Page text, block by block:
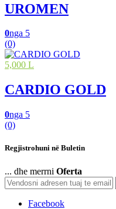
UROMEN
0nga 5
(0)
5,000 L
CARDIO GOLD
0nga 5
(0)
Regjistrohuni në Buletin
... dhe merrni Oferta
Facebook